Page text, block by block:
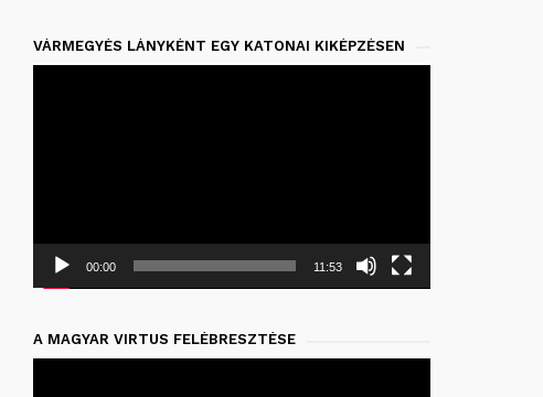
VÁRMEGYÉS LÁNYKÉNT EGY KATONAI KIKÉPZÉSEN
00:00 11:53
A MAGYAR VIRTUS FELÉBRESZTÉSE